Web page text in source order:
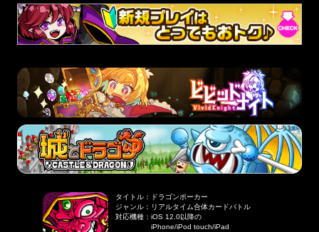
タイトル ：
ドラゴンポーカー
ジャンル ： リアルタイム合体カードバトル
対応機種 ：iOS 12.0以降の
iPhone/iPod touch/iPad